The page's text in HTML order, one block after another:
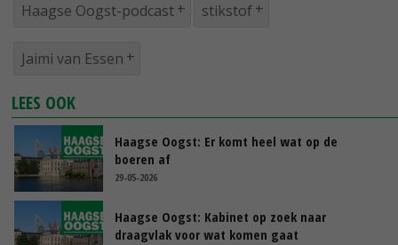
Haagse Oogst-podcast stikstof
Jaimi van Essen
LEES OOK
Haagse Oogst: Er komt heel wat op de
boeren af
29-05-2026
Haagse Oogst: Kabinet op zoek naar
draagvlak voor wat komen gaat